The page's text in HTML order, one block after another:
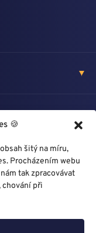
🍪
šitý na míru,
Procházením webu
tak zpracovávat
chování při